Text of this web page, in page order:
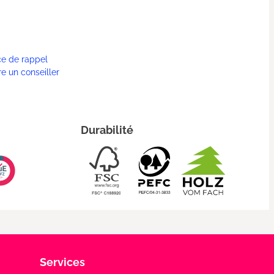
de rappel
un conseiller
Durabilité
Services